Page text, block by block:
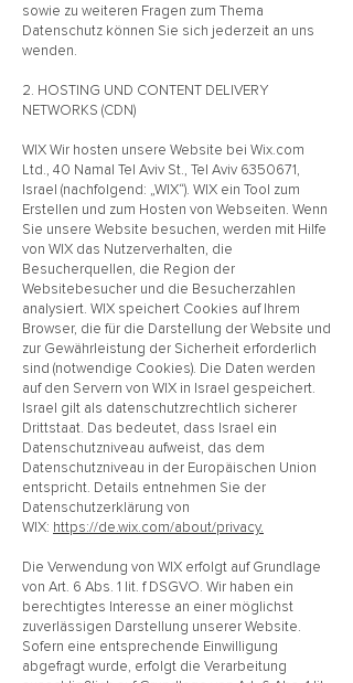
sowie zu weiteren Fragen zum Thema
Datenschutz können Sie sich jederzeit an uns
wenden.
2. HOSTING UND CONTENT DELIVERY
NETWORKS (CDN)
WIX Wir hosten unsere Website bei Wix.com
Ltd., 40 Namal Tel Aviv St., Tel Aviv 6350671 ,
Israel (nachfolgend: „WIX“). WIX ein Tool zum
Erstellen und zum Hosten von Webseiten. Wenn
Sie unsere Website besuchen, werden mit Hilfe
von WIX das Nutzerverhalten, die
Besucherquellen, die Region der
Websitebesucher und die Besucherzahlen
analysiert. WIX speichert Cookies auf Ihrem
Browser, die für die Darstellung der Website und
zur Gewährleistung der Sicherheit erforderlich
sind (notwendige Cookies). Die Daten werden
auf den Servern von WIX in Israel gespeichert.
Israel gilt als datenschutzrechtlich sicherer
Drittstaat. Das bedeutet, dass Israel ein
Datenschutzniveau aufweist, das dem
Datenschutzniveau in der Europäischen Union
entspricht. Details entnehmen Sie der
Datenschutzerklärung von
WIX: https://de.wix.com/about/privacy.
Die Verwendung von WIX erfolgt auf Grundlage
von Art. 6 Abs. 1 lit. f DSGVO. Wir haben ein
berechtigtes Interesse an einer möglichst
zuverlässigen Darstellung unserer Website.
Sofern eine entsprechende Einwilligung
abgefragt wurde, erfolgt die Verarbeitung